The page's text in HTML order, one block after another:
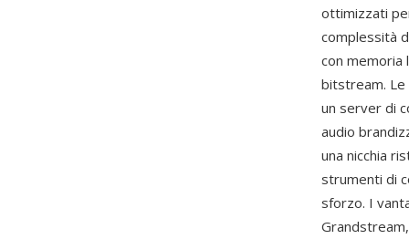
ottimizzati
complessità
con memoria
bitstream. Le
un server di
audio
una nicchia
strumenti di
sforzo. I